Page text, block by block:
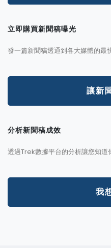
立即購買新聞稿曝光
發一篇新聞稿透通到各大媒體的最
讓新
分析新聞稿成效
透過Trek數據平台的分析讓您知道
我